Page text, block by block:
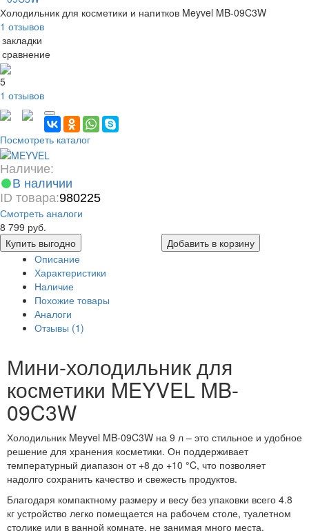
Холодильник для косметики и напитков Meyvel MB-09C3W
1 отзывов
5
1 отзывов
Посмотреть каталог
Наличие:
В наличии
ID товара:980225
Смотреть аналоги
8 799 руб.
Купить выгодно
Добавить в корзину
Описание
Характеристики
Наличие
Похожие товары
Аналоги
Отзывы (1)
Мини-холодильник для
косметики MEYVEL MB-
09C3W
Холодильник Meyvel MB-09C3W на 9 л – это стильное и удобное
решение для хранения косметики. Он поддерживает
температурный диапазон от +8 до +10 °C, что позволяет
надолго сохранить качество и свежесть продуктов.
Благодаря компактному размеру и весу без упаковки всего 4.8
кг устройство легко помещается на рабочем столе, туалетном
столике или в ванной комнате, не занимая много места.